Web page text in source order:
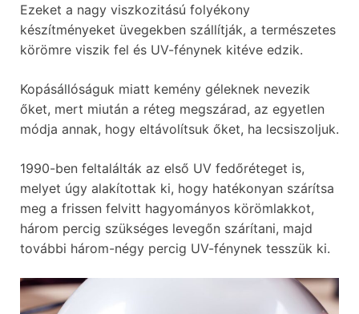
Ezeket a nagy viszkozitású folyékony
készítményeket üvegekben szállítják, a természetes
körömre viszik fel és UV-fénynek kitéve edzik.
Kopásállóságuk miatt kemény géleknek nevezik
őket, mert miután a réteg megszárad, az egyetlen
módja annak, hogy eltávolítsuk őket, ha lecsiszoljuk.
1990-ben feltalálták az első UV fedőréteget is,
melyet úgy alakítottak ki, hogy hatékonyan szárítsa
meg a frissen felvitt hagyományos körömlakkot,
három percig szükséges levegőn szárítani, majd
további három-négy percig UV-fénynek tesszük ki.